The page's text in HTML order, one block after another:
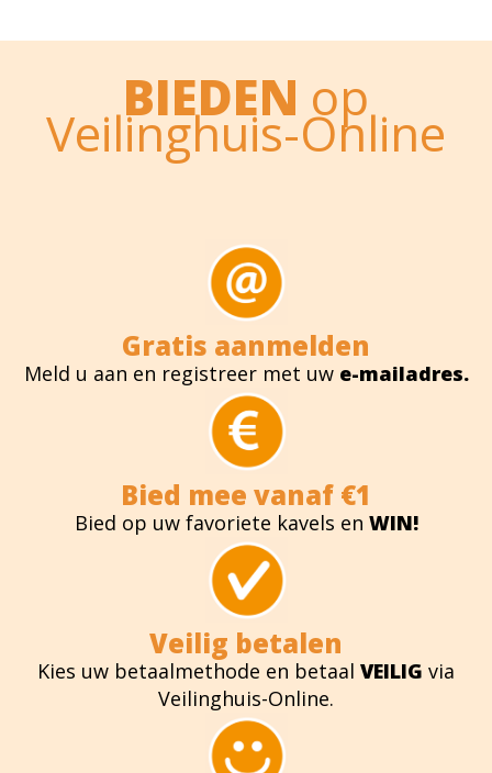
BIEDEN op
Veilinghuis-Online
Gratis aanmelden
Meld u aan en registreer met uw e-mailadres.
Bied mee vanaf €1
Bied op uw favoriete kavels en WIN!
Veilig betalen
Kies uw betaalmethode en betaal VEILIG via
Veilinghuis-Online.